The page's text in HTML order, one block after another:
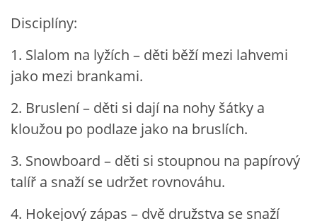
TÝDENNÍ PLÁNY
SMYSLOVÁ AKTIVITA
MONTESSORI AKTIVITA
JÓGOVÉ CVIČENÍ, TYPY, RADY, RECENZE
Disciplíny:
1. Slalom na lyžích – děti běží mezi lahvemi
jako mezi brankami.
2. Bruslení – děti si dají na nohy šátky a
kloužou po podlaze jako na bruslích.
3. Snowboard – děti si stoupnou na papírový
talíř a snaží se udržet rovnováhu.
4. Hokejový zápas – dvě družstva se snaží